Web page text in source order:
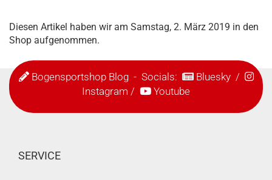
Diesen Artikel haben wir am Samstag, 2. März 2019 in den
Shop aufgenommen.
Bogensportshop Blog- Socials: Bluesky/
Instagram / Youtube
SERVICE